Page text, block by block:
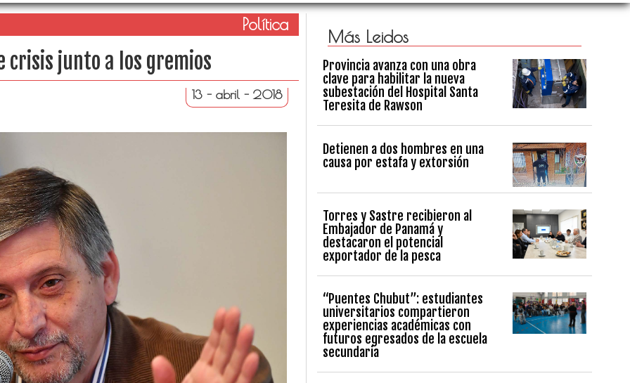
Política
crisis junto a los gremios
13 - abril - 2018
Más Leidos
Provincia avanza con una obra
clave para habilitar la nueva
subestación del Hospital Santa
Teresita de Rawson
Detienen a dos hombres en una
causa por estafa y extorsión
Torres y Sastre recibieron al
Embajador de Panamá y
destacaron el potencial
exportador de la pesca
“Puentes Chubut”: estudiantes
universitarios compartieron
experiencias académicas con
futuros egresados de la escuela
secundaria